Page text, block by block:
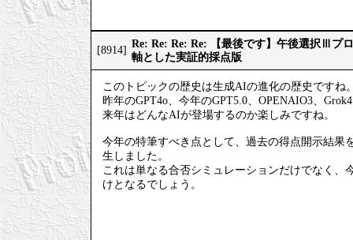
[8914]
Re: Re: Re: Re: 【最後です】午後選択Ⅲプ
軸とした実証的採点版
このトピックの歴史は生成AIの進化の歴史ですね
昨年のGPT4o、今年のGPT5.0、OPENAIO3、
来年はどんなAIが登場するのか楽しみですね。
今年の特筆すべき点として、過去の得点開示結果
生しました。
これは単なる合否シミュレーションだけでなく
けとなるでしょう。